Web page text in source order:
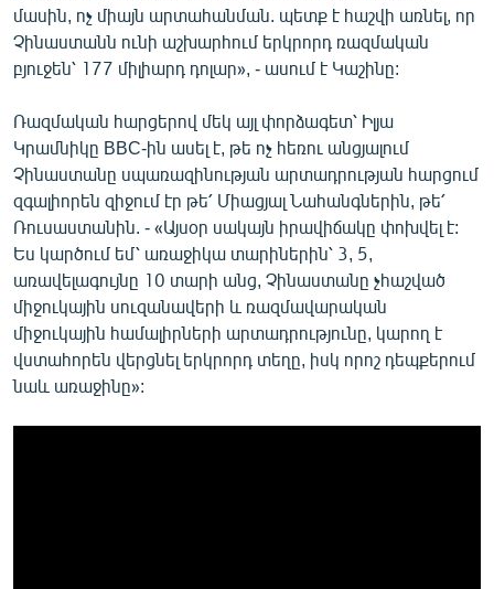
մասին, ոչ միայն արտահանման. պետք է հաշվի առնել, որ
Չինաստանն ունի աշխարհում երկրորդ ռազմական
բյուջեն՝ 177 միլիարդ դոլար», - ասում է Կաշինը:
Ռազմական հարցերով մեկ այլ փորձագետ՝ Իլյա
Կրամնիկը BBC-ին ասել է, թե ոչ հեռու անցյալում
Չինաստանը սպառազինության արտադրության հարցում
զգալիորեն զիջում էր թե՛ Միացյալ Նահանգներին, թե՛
Ռուսաստանին. - «Այսօր սակայն իրավիճակը փոխվել է:
Ես կարծում եմ՝ առաջիկա տարիներին՝ 3, 5,
առավելագույնը 10 տարի անց, Չինաստանը չհաշված
միջուկային սուզանավերի և ռազմավարական
միջուկային համալիրների արտադրությունը, կարող է
վստահորեն վերցնել երկրորդ տեղը, իսկ որոշ դեպքերում
նաև առաջինը»: